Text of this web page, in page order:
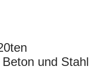
und Stahl